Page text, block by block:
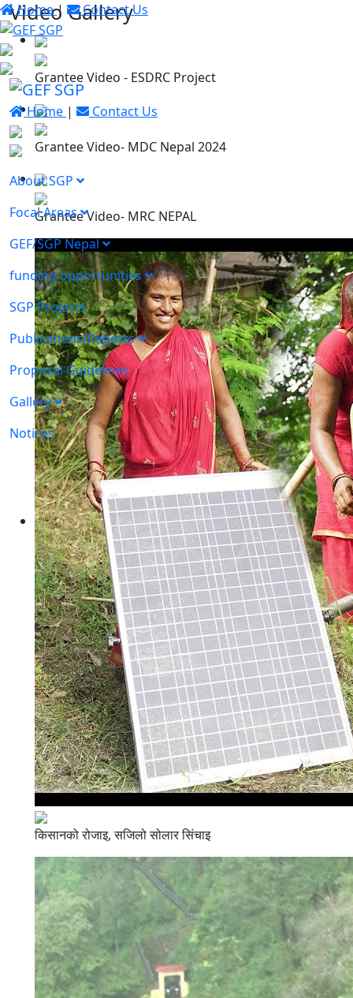
Home| Contact Us
Home | Contact Us
About SGP
Focal Areas
GEF/SGP Nepal
funding opportunities
SGP Projects
Publications/Reports
Proposal Guidelines
Gallery
Notices
Video Gallery
Grantee Video - ESDRC Project
Grantee Video- MDC Nepal 2024
Grantee Video- MRC NEPAL
किसानको रोजाइ, सजिलो सोलार सिंचाइ